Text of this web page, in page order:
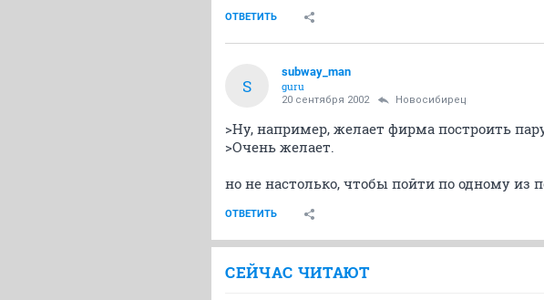
ОТВЕТИТЬ
S
subway_man
guru
20 сентября 2002 Новосибирец
>Ну, например, желает фирма построить
>Очень желает.
но не настолько, чтобы пойти по одному из
ОТВЕТИТЬ
СЕЙЧАС ЧИТАЮТ